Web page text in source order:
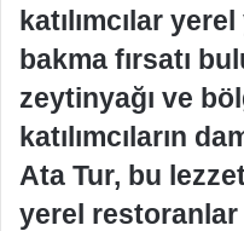
katılımcılar
bakma fırsatı
zeytinyağı ve
katılımcıların
Ata Tur, bu
yerel